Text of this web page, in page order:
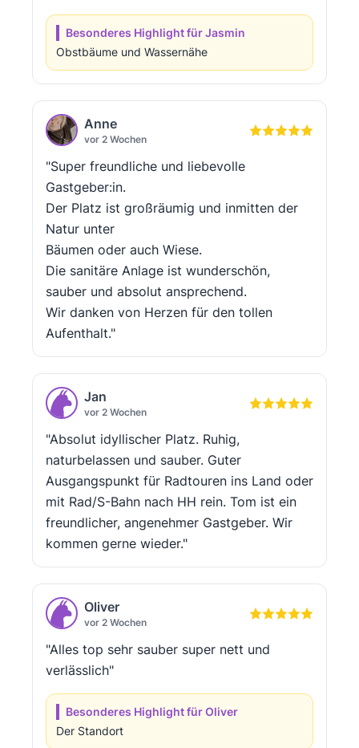
Besonderes Highlight für Jasmin
Obstbäume und Wassernähe
Anne
vor 2 Wochen
"Super freundliche und liebevolle
Gastgeber:in.
Der Platz ist großräumig und inmitten der
Natur unter
Bäumen oder auch Wiese.
Die sanitäre Anlage ist wunderschön,
sauber und absolut ansprechend.
Wir danken von Herzen für den tollen
Aufenthalt."
Jan
vor 2 Wochen
"Absolut idyllischer Platz. Ruhig,
naturbelassen und sauber. Guter
Ausgangspunkt für Radtouren ins Land oder
mit Rad/S-Bahn nach HH rein. Tom ist ein
freundlicher, angenehmer Gastgeber. Wir
kommen gerne wieder."
Oliver
vor 2 Wochen
"Alles top sehr sauber super nett und
verlässlich"
Besonderes Highlight für Oliver
Der Standort